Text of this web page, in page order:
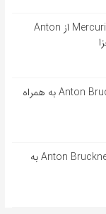
آهنگ آلمانی Mercurial Worst Case Band از Anton
آهنگ آلمانی Wer wir sind از Anton Bruckner به همراه
آهنگ آلمانی Tochterkomplex از Anton Bruckner به